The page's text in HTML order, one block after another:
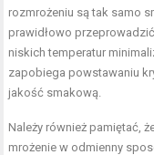
rozmrożeniu są tak samo
prawidłowo
niskich temperatur
zapobiega powstawaniu
jakość smakową.
Należy również pamiętać,
mrożenie w odmienny